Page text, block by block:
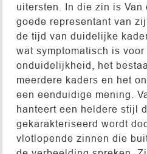
uitersten. In die zin is Van
goede representant van
de tijd van duidelijke
wat symptomatisch is
onduidelijkheid, het
meerdere kaders en het
een eenduidige mening.
hanteert een heldere stijl
gekarakteriseerd wordt
vlotlopende zinnen die